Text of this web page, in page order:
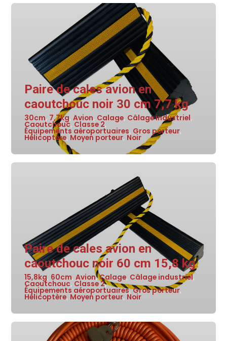
Paire de cales avion en
caoutchouc noir 30 cm 7,7 kg
30cm, 7,7kg, Avion, Calage, Câlage industriel,
Caoutchouc, Classe 2,
Équipements aéroportuaires, Gros porteur,
Hélicoptère, Moyen porteur, Noir
Paire de cales avion en
caoutchouc noir 60 cm 15,8 kg
15,8kg, 60cm, Avion,Calage, Câlage industriel,
Caoutchouc, Classe 2,
Équipements aéroportuaires,Gros porteur,
Hélicoptère, Moyen porteur, Noir